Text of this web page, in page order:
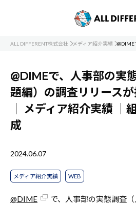
ALL DIFFERENT株式会社 メディア紹介実績
@DIMEで、人事部の実
題編）の調査リリース
メディア紹介実績
｜
成
2024.06.07
メディア紹介実績 WEB
@DIME
で、人事部の実態調査